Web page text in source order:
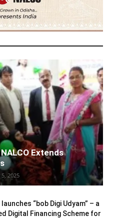
Extends
2025
“bob Digi Udyam” – a
Digital Financing Scheme for